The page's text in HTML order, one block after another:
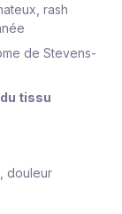
rash
de Stevens-
tissu
douleur